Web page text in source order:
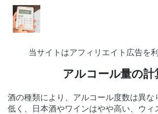
当サイトはアフィリエイト広告を
アルコール量の計
酒の種類により、アルコール度数は異な
低く、日本酒やワインはやや高い、ウィ